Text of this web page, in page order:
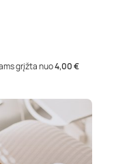
grįžta nuo4,00 €